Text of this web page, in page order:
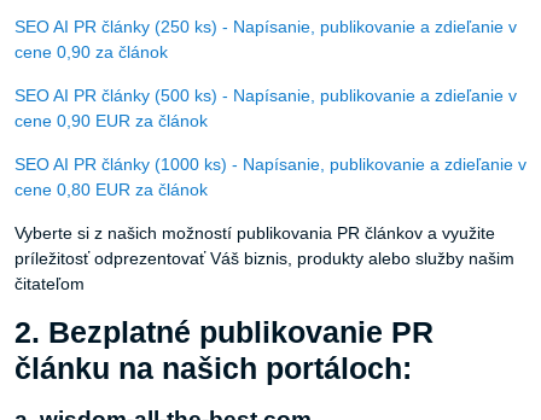
SEO AI PR články (250 ks) - Napísanie, publikovanie a zdieľanie v
cene 0,90 za článok
SEO AI PR články (500 ks) - Napísanie, publikovanie a zdieľanie v
cene 0,90 EUR za článok
SEO AI PR články (1000 ks) - Napísanie, publikovanie a zdieľanie v
cene 0,80 EUR za článok
Vyberte si z našich možností publikovania PR článkov a využite
príležitosť odprezentovať Váš biznis, produkty alebo služby našim
čitateľom
2. Bezplatné publikovanie PR
článku na našich portáloch: